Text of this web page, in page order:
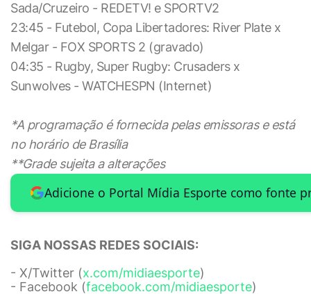
Sada/Cruzeiro - REDETV! e SPORTV2
23:45 - Futebol, Copa Libertadores: River Plate x
Melgar - FOX SPORTS 2 (gravado)
04:35 - Rugby, Super Rugby: Crusaders x
Sunwolves - WATCHESPN (Internet)
*A programação é fornecida pelas emissoras e está
no horário de Brasília
**Grade sujeita a alterações
Adicione o Portal Mídia Esporte como fonte
SIGA NOSSAS REDES SOCIAIS:
- X/Twitter (x.com/midiaesporte)
- Facebook (facebook.com/midiaesporte)